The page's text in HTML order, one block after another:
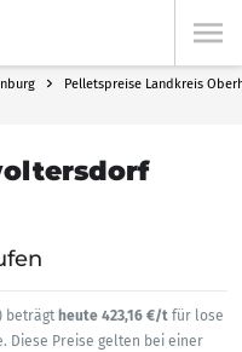
Pelletspreise Landkreis
beträgt heute 423,16 €/t für lose
Diese Preise gelten bei einer